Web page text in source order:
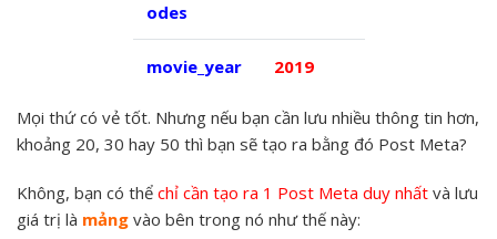
odes
movie_year 2019
Mọi thứ có vẻ tốt. Nhưng nếu bạn cần lưu nhiều thông tin hơn,
khoảng 20, 30 hay 50 thì bạn sẽ tạo ra bằng đó Post Meta?
Không, bạn có thể chỉ cần tạo ra 1 Post Meta duy nhất và lưu
giá trị là mảng vào bên trong nó như thế này: